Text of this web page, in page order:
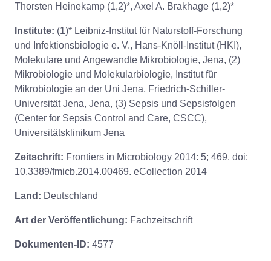
Thorsten Heinekamp (1,2)*, Axel A. Brakhage (1,2)*
Institute: (1)* Leibniz-Institut für Naturstoff-Forschung
und Infektionsbiologie e. V., Hans-Knöll-Institut (HKI),
Molekulare und Angewandte Mikrobiologie, Jena, (2)
Mikrobiologie und Molekularbiologie, Institut für
Mikrobiologie an der Uni Jena, Friedrich-Schiller-
Universität Jena, Jena, (3) Sepsis und Sepsisfolgen
(Center for Sepsis Control and Care, CSCC),
Universitätsklinikum Jena
Zeitschrift: Frontiers in Microbiology 2014: 5; 469. doi:
10.3389/fmicb.2014.00469. eCollection 2014
Land: Deutschland
Art der Veröffentlichung: Fachzeitschrift
Dokumenten-ID: 4577